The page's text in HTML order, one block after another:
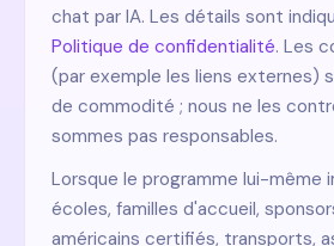
chat par IA. Les détails sont
Politique de confidentialité. Les
(par exemple les liens externes)
de commodité ; nous ne les
sommes pas responsables.
Lorsque le programme lui-même
écoles, familles d'accueil,
américains certifiés, transports,